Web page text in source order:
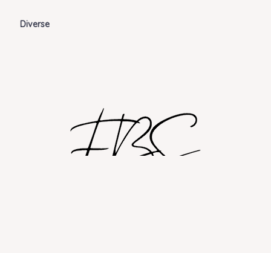
Diverse